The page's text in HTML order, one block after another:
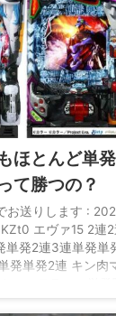
ほとんど単
て勝つの？
お送りします :
エヴァ15 2連
単発2連3連単発単
発単発2連 キン